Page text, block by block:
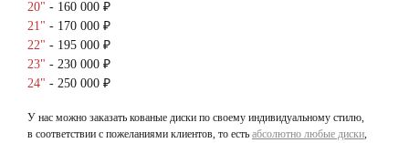
20" - 160 000 ₽
21" - 170 000 ₽
22" - 195 000 ₽
23" - 230 000 ₽
24" - 250 000 ₽
У нас можно заказать кованые диски по своему индивидуальному стилю,
в соответствии с пожеланиями клиентов, то есть абсолютно любые диски,